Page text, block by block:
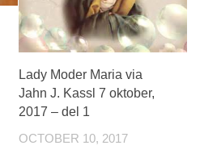
Lady Moder Maria via
Jahn J. Kassl 7 oktober,
2017 – del 1
OCTOBER 10, 2017